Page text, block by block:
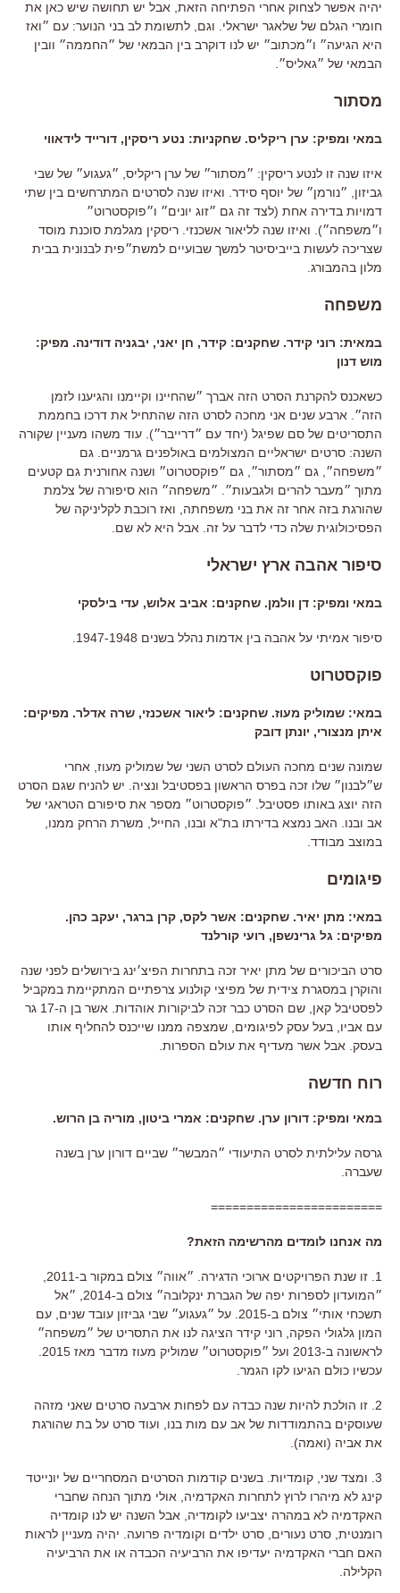
יהיה אפשר לצחוק אחרי הפתיחה הזאת, אבל יש תחושה שיש כאן את
חומרי הגלם של שלאגר ישראלי. וגם, לתשומת לב בני הנוער: עם ״ואז
היא הגיעה״ ו״מכתוב״ יש לנו דוקרב בין הבמאי של ״החממה״ וובין
הבמאי של ״גאליס״.
מסתור
במאי ומפיק: ערן ריקליס. שחקניות: נטע ריסקין, דורייד לידאווי
איזו שנה זו לנטע ריסקין: ״מסתור״ של ערן ריקליס, ״געגוע״ של שבי
גביזון, ״נורמן״ של יוסף סידר. ואיזו שנה לסרטים המתרחשים בין שתי
דמויות בדירה אחת (לצד זה גם ״זוג יונים״ ו״פוקסטרוט״
ו״משפחה״). ואיזו שנה לליאור אשכנזי. ריסקין מגלמת סוכנת מוסד
שצריכה לעשות בייביסיטר למשך שבועיים למשת״פית לבנונית בבית
מלון בהמבורג.
משפחה
במאית: רוני קידר. שחקנים: קידר, חן יאני, יבגניה דודינה. מפיק:
מוש דנון
כשאכנס להקרנת הסרט הזה אברך ״שהחיינו וקיימנו והגיענו לזמן
הזה״. ארבע שנים אני מחכה לסרט הזה שהתחיל את דרכו בחממת
התסריטים של סם שפיגל (יחד עם ״דרייבר״). עוד משהו מעניין שקורה
השנה: סרטים ישראליים המצולמים באולפנים גרמניים. גם
״משפחה״, גם ״מסתור״, גם ״פוקסטרוט״ ושנה אחורנית גם קטעים
מתוך ״מעבר להרים ולגבעות״. ״משפחה״ הוא סיפורה של צלמת
שהורגת בזה אחר זה את בני משפחתה, ואז רוכבת לקליניקה של
הפסיכולוגית שלה כדי לדבר על זה. אבל היא לא שם.
סיפור אהבה ארץ ישראלי
במאי ומפיק: דן וולמן. שחקנים: אביב אלוש, עדי בילסקי
סיפור אמיתי על אהבה בין אדמות נהלל בשנים 1947-1948.
פוקסטרוט
במאי: שמוליק מעוז. שחקנים: ליאור אשכנזי, שרה אדלר. מפיקים:
איתן מנצורי, יונתן דובק
שמונה שנים מחכה העולם לסרט השני של שמוליק מעוז, אחרי
ש״לבנון״ שלו זכה בפרס הראשון בפסטיבל ונציה. יש להניח שגם הסרט
הזה יוצג באותו פסטיבל. ״פוקסטרוט״ מספר את סיפורם הטראגי של
אב ובנו. האב נמצא בדירתו בת"א ובנו, החייל, משרת הרחק ממנו,
במוצב מבודד.
פיגומים
במאי: מתן יאיר. שחקנים: אשר לקס, קרן ברגר, יעקב כהן.
מפיקים: גל גרינשפן, רועי קורלנד
סרט הביכורים של מתן יאיר זכה בתחרות הפיצ׳ינג בירושלים לפני שנה
והוקרן במסגרת צידית של מפיצי קולנוע צרפתיים המתקיימת במקביל
לפסטיבל קאן, שם הסרט כבר זכה לביקורות אוהדות. אשר בן ה-17 גר
עם אביו, בעל עסק לפיגומים, שמצפה ממנו שייכנס להחליף אותו
בעסק. אבל אשר מעדיף את עולם הספרות.
רוח חדשה
במאי ומפיק: דורון ערן. שחקנים: אמרי ביטון, מוריה בן הרוש.
גרסה עלילתית לסרט התיעודי ״המבשר״ שביים דורון ערן בשנה
שעברה.
========================
מה אנחנו לומדים מהרשימה הזאת?
״המועדון לספרות יפה של הגברת ינקלובה״ צולם ב-2014, ״אל
תשכחי אותי״ צולם ב-2015. על ״געגוע״ שבי גביזון עובד שנים, עם
המון גלגולי הפקה, רוני קידר הציגה לנו את התסריט של ״משפחה״
עכשיו כולם הגיעו לקו הגמר.
2. זו הולכת להיות שנה כבדה עם לפחות ארבעה סרטים שאני מזהה
שעוסקים בהתמודדות של אב עם מות בנו, ועוד סרט על בת שהורגת
את אביה (ואמה).
3. ומצד שני, קומדיות. בשנים קודמות הסרטים המסחריים של יונייטד
קינג לא מיהרו לרוץ לתחרות האקדמיה, אולי מתוך הנחה שחברי
האקדמיה לא במהרה יצביעו לקומדיה, אבל השנה יש לנו קומדיה
רומנטית, סרט נעורים, סרט ילדים וקומדיה פרועה. יהיה מעניין לראות
האם חברי האקדמיה יעדיפו את הרביעיה הכבדה או את הרביעיה
הקלילה.